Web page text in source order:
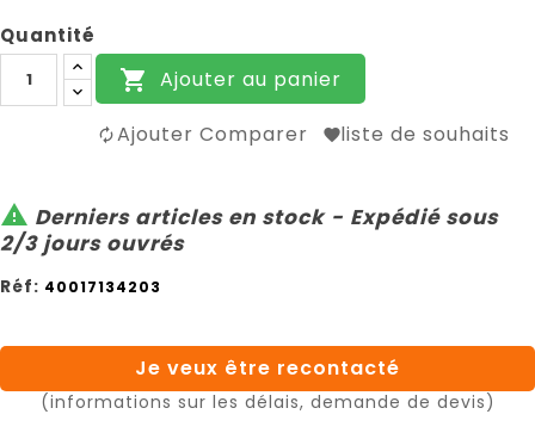
Quantité
 Ajouter au panier
Ajouter Comparer liste de souhaits
 Derniers articles en stock - Expédié sous
2/3 jours ouvrés
Réf: 40017134203
Je veux être recontacté
(informations sur les délais, demande de devis)